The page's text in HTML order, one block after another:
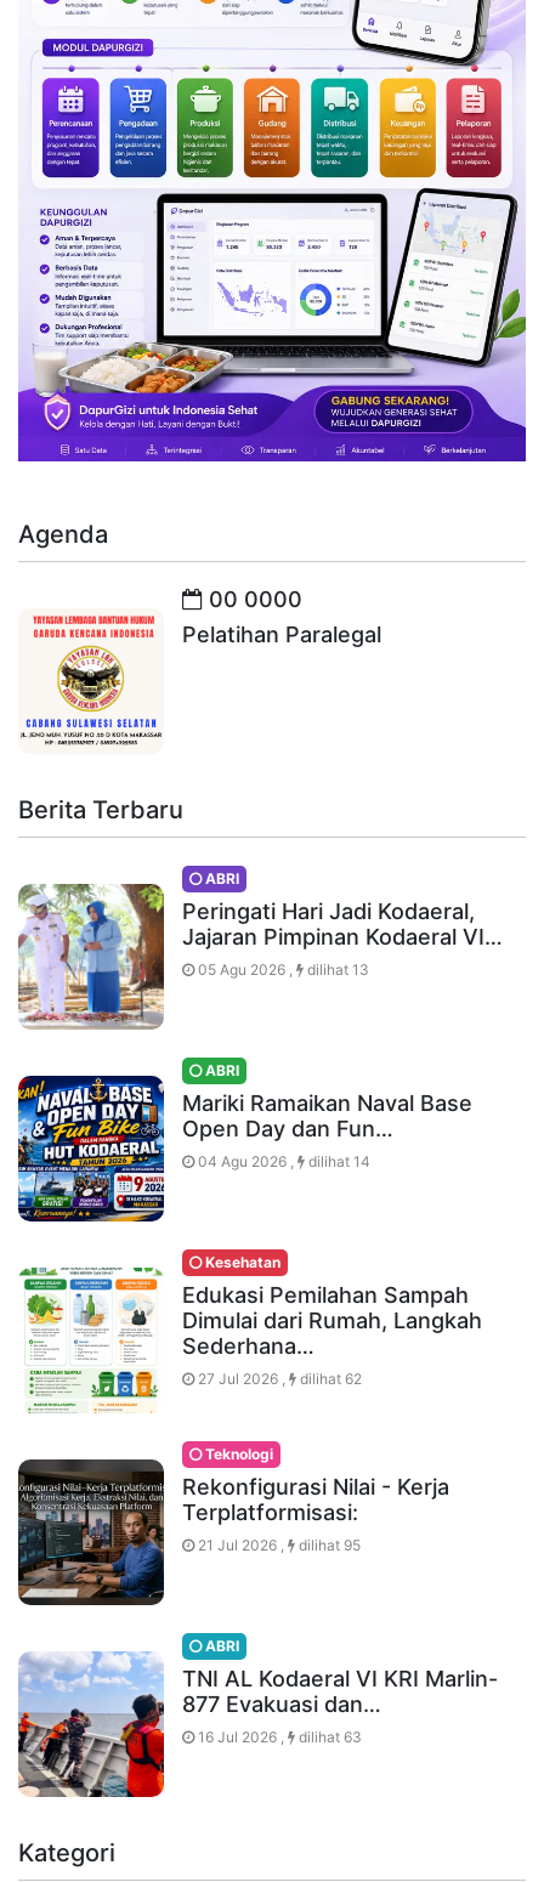
Agenda
00 0000
Pelatihan Paralegal
Berita Terbaru
ABRI
Peringati Hari Jadi Kodaeral,
Jajaran Pimpinan Kodaeral VI…
05 Agu 2026 , dilihat 13
ABRI
Mariki Ramaikan Naval Base
Open Day dan Fun…
04 Agu 2026 , dilihat 14
Kesehatan
Edukasi Pemilahan Sampah
Dimulai dari Rumah, Langkah
Sederhana…
27 Jul 2026 , dilihat 62
Teknologi
Rekonfigurasi Nilai - Kerja
Terplatformisasi:
21 Jul 2026 , dilihat 95
ABRI
TNI AL Kodaeral VI KRI Marlin-
877 Evakuasi dan…
16 Jul 2026 , dilihat 63
Kategori